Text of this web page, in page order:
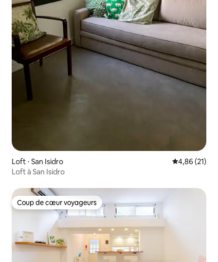
Loft ⋅ San Isidro Évaluation
4,86 (21)
Loft à San Isidro
Coup de cœur voyageurs
Coup de cœur voyageurs